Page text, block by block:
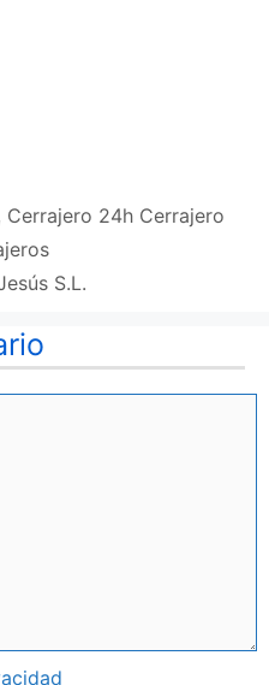
Cerrajero 24h Cerrajero
S.L.